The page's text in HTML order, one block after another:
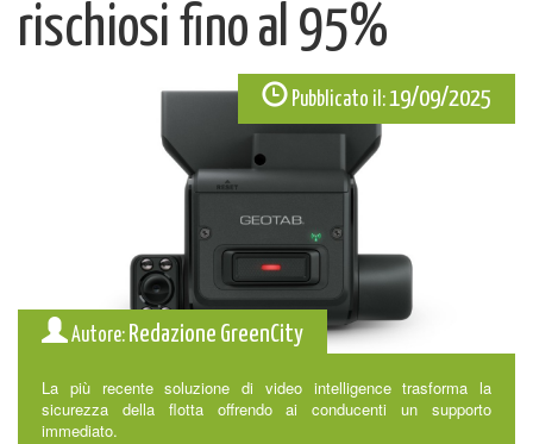
rischiosi fino al 95%
Pubblicato il:19/09/2025
Autore: Redazione GreenCity
La più recente soluzione di video intelligence trasforma la
sicurezza della flotta offrendo ai conducenti un supporto
immediato.